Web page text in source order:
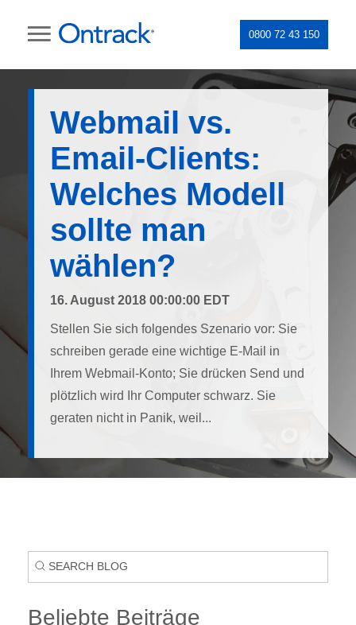
0800 72 43 150
Webmail vs.
Email-Clients:
Welches Modell
sollte man
wählen?
16. August 2018 00:00:00 EDT
Stellen Sie sich folgendes Szenario vor: Sie
schreiben gerade eine wichtige E-Mail in
Ihrem Webmail-Konto; Sie drücken Send und
plötzlich wird Ihr Computer schwarz. Sie
geraten nicht in Panik, weil...
Beliebte Beiträge